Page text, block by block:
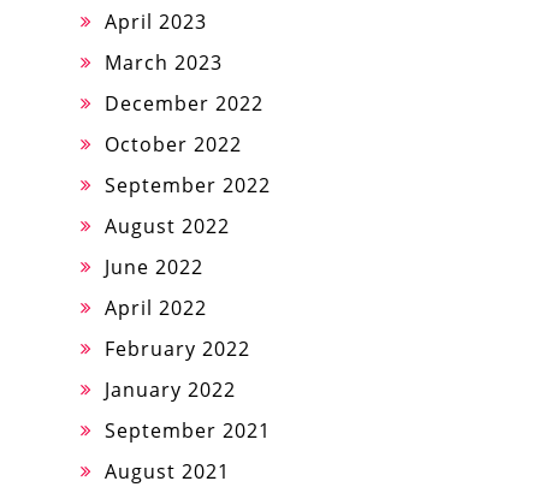
April 2023
March 2023
December 2022
October 2022
September 2022
August 2022
June 2022
April 2022
February 2022
January 2022
September 2021
August 2021